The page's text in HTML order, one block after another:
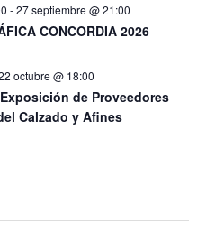
-27 septiembre @ 21:00
CONCORDIA 2026
octubre @ 18:00
Exposición de Proveedores
Calzado y Afines